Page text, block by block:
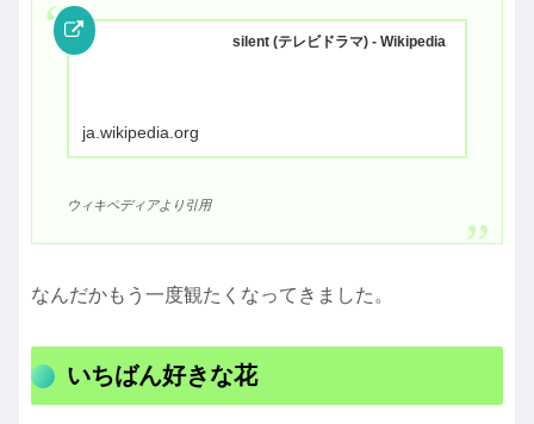
silent (テレビドラマ) - Wikipedia
ja.wikipedia.org
ウィキペディアより引用
なんだかもう一度観たくなってきました。
いちばん好きな花